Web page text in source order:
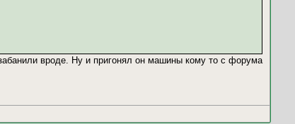
вроде. Ну и пригонял он машины кому то с форума